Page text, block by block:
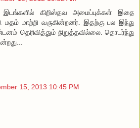
கிறிஸ்தவ அமைப்புக்கள் இதை
மாற்றி வருகின்றனர். இதற்கு பல இந்து
தெரிவித்தும் நிறுத்தவில்லை. தொடர்ந்து
15, 2013 10:45 PM